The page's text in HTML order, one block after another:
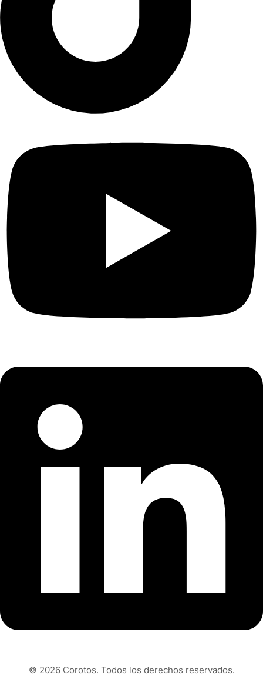
© 2026 Corotos. Todos los derechos reservados.